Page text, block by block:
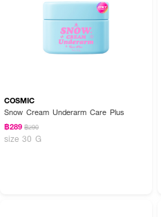
COSMIC
Snow Cream Underarm Care Plus
฿289 ฿290
size 30 G